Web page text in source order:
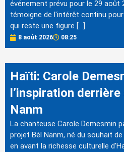
événement prévu pour le 29 août
témoigne de l'intérêt continu
qui reste une figure […]
8 août 2026 08:25
Haïti: Carole
l’inspiration
Nanm
La chanteuse Carole Demesmin
projet Bèl Nanm, né du souhait
en avant la richesse culturelle